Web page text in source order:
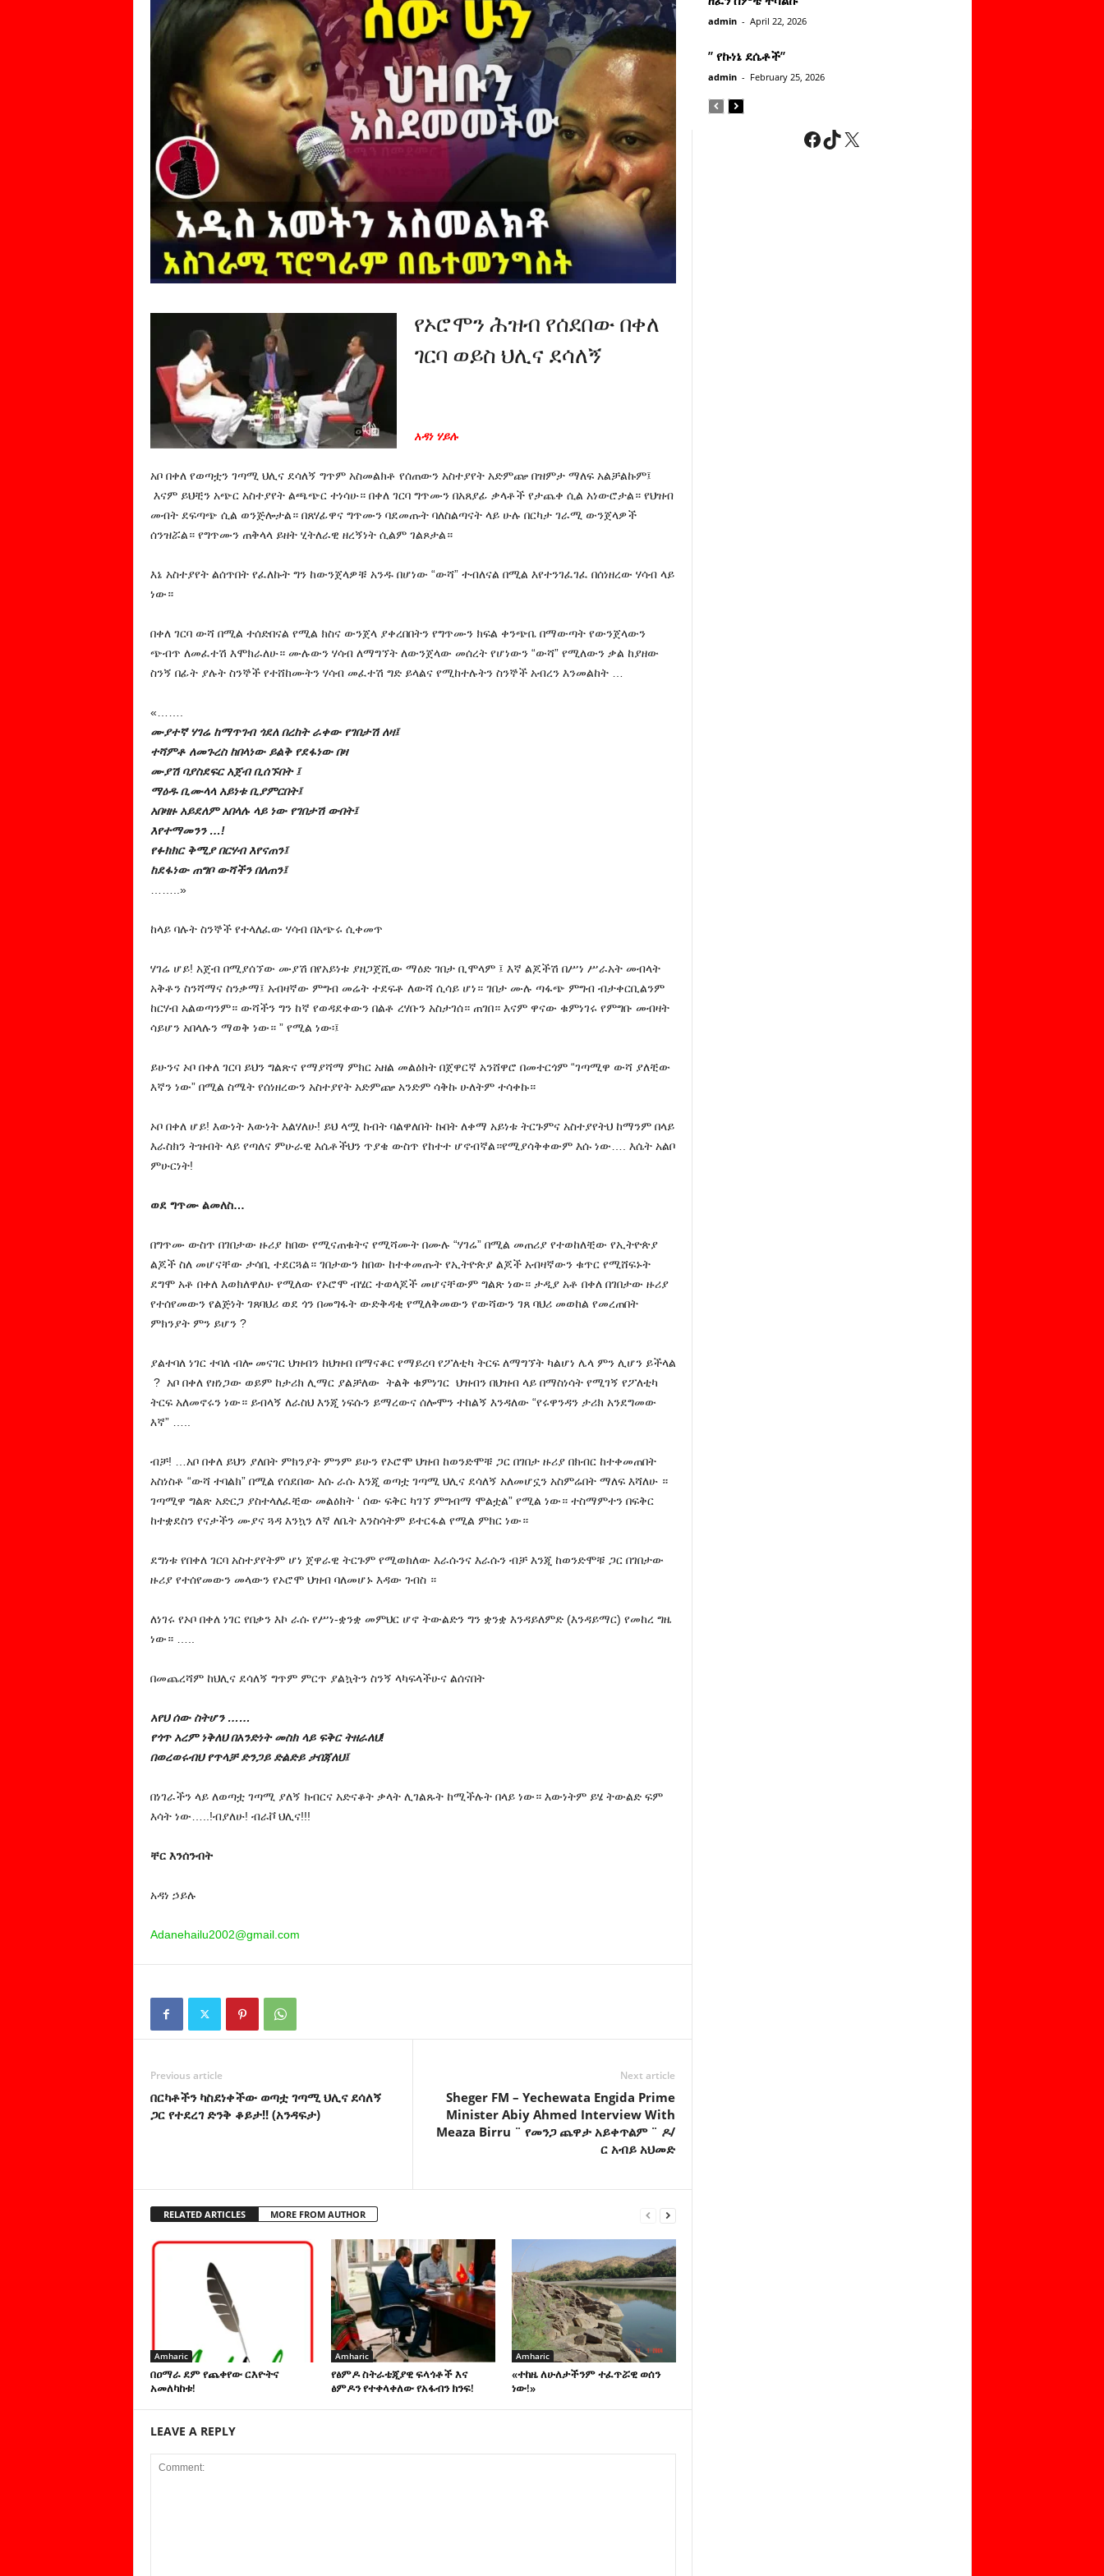
የኦሮሞን ሕዝብ የሰደበው በቀለ
ገርባ ወይስ ህሊና ደሳለኝ
አዳነ ሃይሉ
አቦ በቀለ የወጣቷን ገጣሚ ህሊና ደሳለኝ ግጥም አስመልክቶ የሰጠውን አስተያየት አድምጬ በዝምታ ማለፍ አልቻልኩም፤
እናም ይህቺን አጭር አስተያየት ልጫጭር ተነሳሁ። በቀለ ገርባ ግጥሙን በአጸያፊ ቃላቶች የታጨቀ ሲል አነውሮታል። የህዝብ
መብት ደፍጣጭ ሲል ወንጅሎታል። በጸሃፊዋና ግጥሙን ባደመጡት ባለስልጣናት ላይ ሁሉ በርካታ ገራሚ ውንጀላዎች
ሰንዝሯል። የግጥሙን ጠቅላላ ይዘት ሂትለራዊ ዘረኝነት ሲልም ገልጾታል።
እኔ አስተያየት ልሰጥበት የፈለኩት ግን ከውንጀላዎቹ አንዱ በሆነው “ውሻ” ተብለናል በሚል እየተንገፈገፈ በሰነዘረው ሃሳብ ላይ
ነው።
በቀለ ገርባ ውሻ በሚል ተሰድበናል የሚል ክስና ውንጀላ ያቀረበበትን የግጥሙን ክፍል ቀንጭቤ በማውጣት የውንጀላውን
ጭብጥ ለመፈተሽ እሞክራለሁ። ሙሉውን ሃሳብ ለማግኘት ለውንጀላው መሰረት የሆነውን “ውሻ” የሚለውን ቃል ከያዘው
ስንኝ በፊት ያሉት ስንኞች የተሸከሙትን ሃሳብ መፈተሽ ግድ ይላልና የሚከተሉትን ስንኞች አብረን እንመልከት …
«…….
ሙያተኛ ሃገሬ ከማጥገብ ጎደለ በረከት ራቀው የገበታሽ ለዛ፤
ተሻምቶ ለመጉረስ ከበላነው ይልቅ የደፋነው በዛ
ሙያሽ ባያስደፍር አጀብ ቢሰኙበት ፤
ማዕዱ ቢሙላላ አይነቱ ቢያምርበት፤
አበዛዙ አይደለም አበላሉ ላይ ነው የገበታሽ ውበት፤
እየተማመንን …!
የፉክክር ቅሚያ በርሃብ እየናጠን፤
ከደፋነው ጠግቦ ውሻችን በለጠን፤
……..»
ከላይ ባሉት ስንኞች የተላለፈው ሃሳብ በአጭሩ ሲቀመጥ
ሃገሬ ሆይ! አጀብ በሚያሰኘው ሙያሽ በየአይነቱ ያዘጋጀሺው ማዕድ ገበታ ቢሞላም ፤ እኛ ልጆችሽ በሥነ ሥራአት መብላት
አቅቶን ስንሻማና ስንቃማ፤ አብዛኛው ምግብ መሬት ተደፍቶ ለውሻ ሲሳይ ሆነ። ገበታ ሙሉ ጣፋጭ ምግብ ብታቀርቢልንም
ከርሃብ አልወጣንም። ውሻችን ግን ከኛ የወዳደቀውን በልቶ ረሃቡን አስታገሰ። ጠገበ። እናም ዋናው ቁምነገሩ የምግቡ መብዛት
ሳይሆን አበላሉን ማወቅ ነው። ” የሚል ነው፡፤
ይሁንና ኦቦ በቀለ ገርባ ይህን ግልጽና የማያሻማ ምክር አዘል መልዕክት በጀዋርኛ አንሸዋሮ በመተርጎም “ገጣሚዋ ውሻ ያለቺው
እኛን ነው” በሚል ስሜት የሰነዘረውን አስተያየት አድምጬ አንድም ሳቅኩ ሁለትም ተሳቀኩ።
ኦቦ በቀለ ሆይ! እውነት እውነት እልሃለሁ! ይህ ላሟ ከብት ባልዋለበት ኩበት ለቀማ አይነቱ ትርጉምና አስተያየትህ ከማንም በላይ
እራስክን ትዝብት ላይ የጣለና ምሁራዊ እሴቶችህን ጥያቄ ውስጥ የከተተ ሆኖብኛል።የሚያሳቅቀውም እሱ ነው…. እሴት አልቦ
ምሁርነት!
ወደ ግጥሙ ልመለስ…
በግጥሙ ውስጥ በገበታው ዙሪያ ከበው የሚናጠቁትና የሚሻሙት በሙሉ “ሃገሬ” በሚል መጠሪያ የተወከለቺው የኢትዮጵያ
ልጆች ስለ መሆናቸው ታሳቢ ተደርጓል። ገበታውን ከበው ከተቀመጡት የኢትዮጵያ ልጆች አብዛኛውን ቁጥር የሚሸፍኑት
ደግሞ አቶ በቀለ እወክለዋለሁ የሚለው የኦሮሞ ብሄር ተወላጆች መሆናቸውም ግልጽ ነው። ታዲያ አቶ በቀለ በገበታው ዙሪያ
የተሰየመውን የልጅነት ገጸባህሪ ወደ ጎን በመግፋት ውድቅዳቂ የሚለቅመውን የውሻውን ገጸ ባህሪ መወከል የመረጠበት
ምክንያት ምን ይሆን ?
ያልተባለ ነገር ተባለ ብሎ መናገር ህዝብን ከህዝብ በማናቆር የማይረባ የፖለቲካ ትርፍ ለማግኘት ካልሆነ ሌላ ምን ሊሆን ይችላል
? አቦ በቀለ የዘነጋው ወይም ከታሪክ ሊማር ያልቻለው ትልቅ ቁምነገር ህዝብን በህዝብ ላይ በማስነሳት የሚገኝ የፖለቲካ
ትርፍ አለመኖሩን ነው። ይብላኝ ለራስህ እንጂ ነፍሱን ይማረውና ሰሎሞን ተከልኝ እንዳለው “የሩዋንዳን ታሪክ አንደግመው
እኛ” …..
ብቻ! …አቦ በቀለ ይህን ያለበት ምክንያት ምንም ይሁን የኦሮሞ ህዝብ ከወንድሞቹ ጋር በገበታ ዙሪያ በክብር ከተቀመጠበት
አስነስቶ “ውሻ ተባልክ” በሚል የሰደበው እሱ ራሱ እንጂ ወጣቷ ገጣሚ ህሊና ደሳለኝ አለመሆኗን አስምሬበት ማለፍ እሻለሁ ።
ገጣሚዋ ግልጽ አድርጋ ያስተላለፈቺው መልዕክት ‘ ሰው ፍቅር ካገኘ ምግብማ ሞልቷል” የሚል ነው። ተስማምተን በፍቅር
ከተቋደስን የናታችን ሙያና ጓዳ እንኳን ለኛ ለቤት እንስሳትም ይተርፋል የሚል ምክር ነው።
ደግነቱ የበቀለ ገርባ አስተያየትም ሆነ ጀዋራዊ ትርጉም የሚወክለው እራሱንና እራሱን ብቻ እንጂ ከወንድሞቹ ጋር በገበታው
ዙሪያ የተሰየመውን መላውን የኦሮሞ ህዝብ ባለመሆኑ እዳው ገብስ ።
ለነገሩ የኦቦ በቀለ ነገር የበቃን እኮ ራሱ የሥነ-ቋንቋ መምህር ሆኖ ትውልድን ግን ቋንቋ እንዳይለምድ (እንዳይማር) የመከረ ግዜ
ነው። …..
በመጨረሻም ከህሊና ደሳለኝ ግጥም ምርጥ ያልኳትን ስንኝ ላካፍላችሁና ልሰናበት
አየህ ሰው ስትሆን ……
የጎጥ አረም ነቅለህ በአንድነት መስክ ላይ ፍቅር ትዘራለህ!
በወረወሩብህ የጥላቻ ድንጋይ ድልድይ ታበጃለህ፤
በነገራችን ላይ ለወጣቷ ገጣሚ ያለኝ ክብርና አድናቆት ቃላት ሊገልጹት ከሚችሉት በላይ ነው። እውነትም ይሄ ትውልድ ፍም
እሳት ነው…..!ብያለሁ! ብራቮ ህሊና!!!
ቸር እንሰንብት
አዳነ ኃይሉ
Adanehailu2002@gmail.com
Previous article
በርካቶችን ካስደነቀችው ወጣቷ ገጣሚ ህሊና ደሳለኝ
ጋር የተደረገ ድንቅ ቆይታ!! (አንዳፍታ)
Next article
Sheger FM – Yechewata Engida Prime
Minister Abiy Ahmed Interview With
Meaza Birru ¨ የመንጋ ጨዋታ አይቀጥልም ¨ ዶ/
ር አብይ አህመድ
RELATED ARTICLES MORE FROM AUTHOR
Amharic
በዐማራ ደም የጨቀየው ርእዮትና
አመለካከቱ!
Amharic
የፅምዶ ስትራቴጂያዊ ፍላጎቶች እና
ፅምዶን የተቀላቀለው የአፋብን ክንፍ!
Amharic
«ተከዜ ለሁለታችንም ተፈጥሯዊ ወሰን
ነው!»
LEAVE A REPLY
admin - April 22, 2026
” የኩነኔ ደሴቶች’’
admin - February 25, 2026
Facebook
TikTok
X